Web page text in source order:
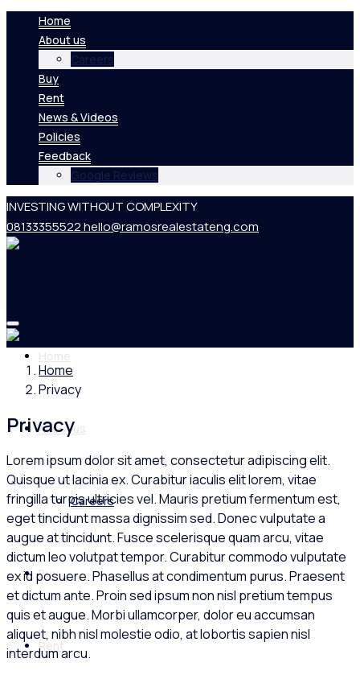
Home
About us
Careers
Buy
Rent
News & Videos
Policies
Feedback
Google Reviews
INVESTING WITHOUT COMPLEXITY
08133355522hello@ramosrealestateng.com
Home
About us
Careers
Buy
Rent
Home
Privacy
Privacy
Lorem ipsum dolor sit amet, consectetur adipiscing elit.
Quisque ut lacinia ex. Curabitur iaculis elit lorem, vitae
fringilla turpis ultricies vel. Mauris pretium fermentum est,
eget tincidunt massa dignissim sed. Donec vulputate a
augue at tincidunt. Fusce scelerisque quam arcu, vitae
dictum leo volutpat tempor. Curabitur commodo vulputate
ex id posuere. Phasellus at condimentum purus. Praesent
et dictum ante. Proin sed ipsum non nisl pretium tempus
quis et augue. Morbi ullamcorper, dolor eu accumsan
aliquet, nibh nisl molestie odio, at lobortis sapien nisl
interdum arcu.